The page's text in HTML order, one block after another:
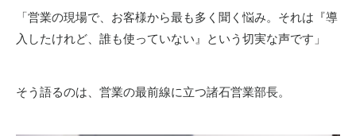
「営業の現場で、お客様から最も多く聞く悩み。それは『導
入したけれど、誰も使っていない』という切実な声です」
そう語るのは、営業の最前線に立つ諸石営業部長。